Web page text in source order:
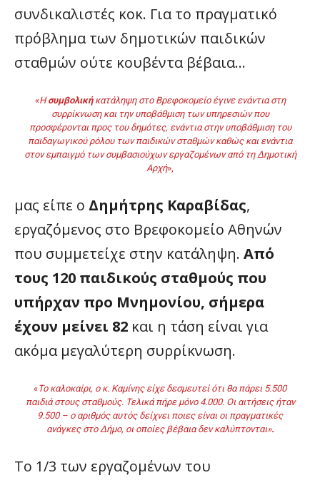
συνδικαλιστές κοκ. Για το πραγματικό
πρόβλημα των δημοτικών παιδικών
σταθμών ούτε κουβέντα βέβαια…
«Ησυμβολικήκατάληψη στο Βρεφοκομείο έγινε ενάντια στη
συρρίκνωση και την υποβάθμιση των υπηρεσιών που
προσφέρονται προς του δημότες, ενάντια στην υποβάθμιση του
παιδαγωγικού ρόλου των παιδικών σταθμών καθώς και ενάντια
στον εμπαιγμό των συμβασιούχων εργαζομένων από τη Δημοτική
Αρχή»,
μας είπε ο Δημήτρης Καραβίδας,
εργαζόμενος στο Βρεφοκομείο Αθηνών
που συμμετείχε στην κατάληψη. Από
τους 120 παιδικούς σταθμούς που
υπήρχαν προ Μνημονίου, σήμερα
έχουν μείνει 82 και η τάση είναι για
ακόμα μεγαλύτερη συρρίκνωση.
«Το καλοκαίρι, ο κ. Καμίνης είχε δεσμευτεί ότι θα πάρει 5.500
παιδιά στους σταθμούς. Τελικά πήρε μόνο 4.000. Οι αιτήσεις ήταν
9.500 – ο αριθμός αυτός δείχνει ποιες είναι οι πραγματικές
ανάγκες στο Δήμο, οι οποίες βέβαια δεν καλύπτονται».
Το 1/3 των εργαζομένων του